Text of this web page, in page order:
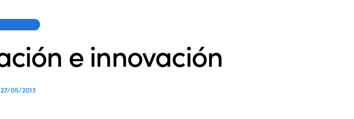
e innovación
27/05/2013